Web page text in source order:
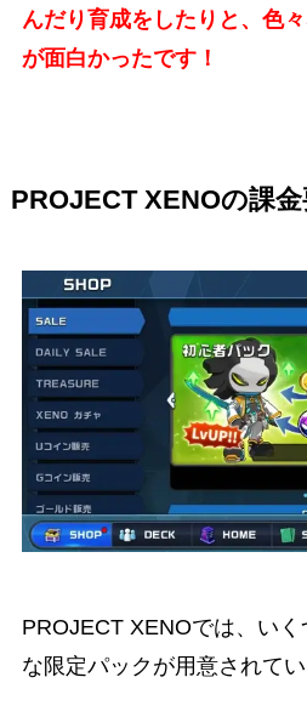
んだり育成をしたりと、色
が面白かったです！
PROJECT XENOの課
PROJECT XENOでは、い
な限定パックが用意されてい